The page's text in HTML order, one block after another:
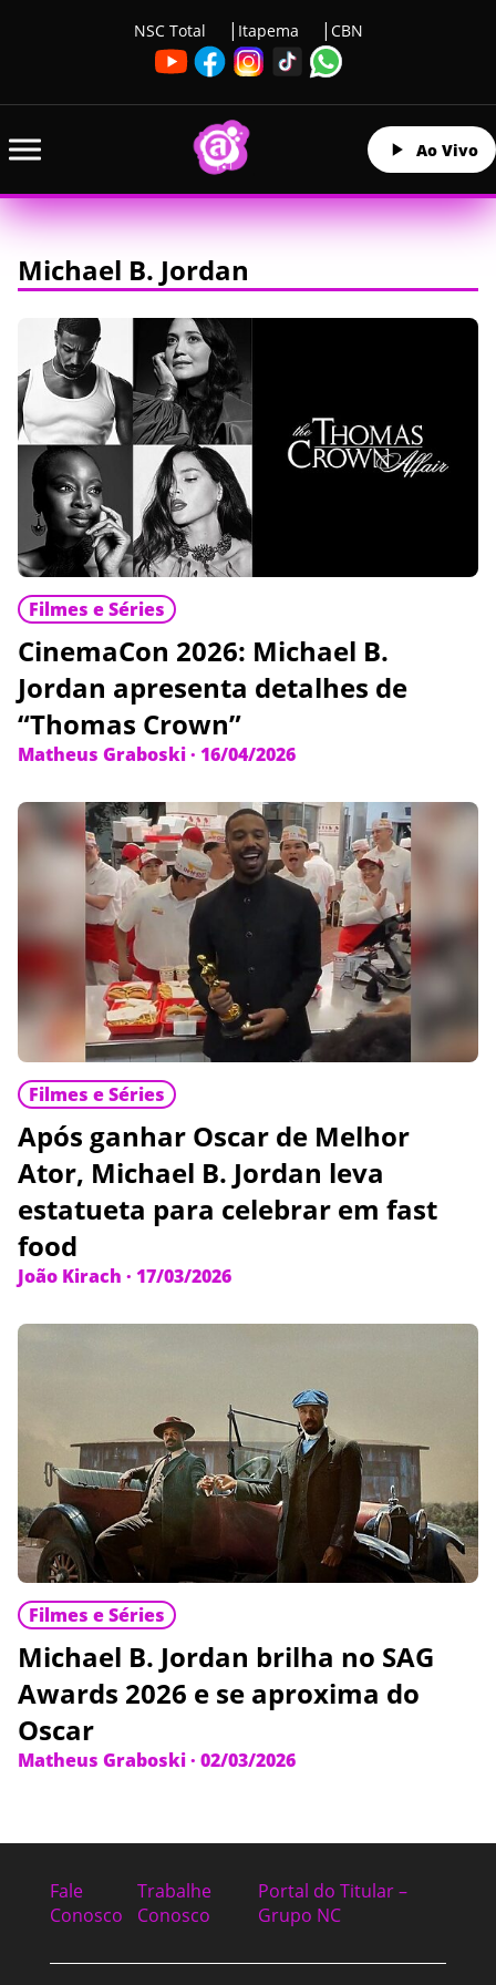
NSC Total Itapema CBN
Ao Vivo
Michael B. Jordan
Filmes e Séries
CinemaCon 2026: Michael B.
Jordan apresenta detalhes de
“Thomas Crown”
Matheus Graboski· 16/04/2026
Filmes e Séries
Após ganhar Oscar de Melhor
Ator, Michael B. Jordan leva
estatueta para celebrar em fast
food
João Kirach · 17/03/2026
Filmes e Séries
Michael B. Jordan brilha no SAG
Awards 2026 e se aproxima do
Oscar
Matheus Graboski· 02/03/2026
Fale
Conosco
Trabalhe
Conosco
Portal do Titular –
Grupo NC